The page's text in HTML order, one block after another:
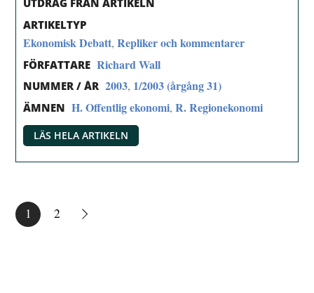
UTDRAG FRÅN ARTIKELN
ARTIKELTYP
Ekonomisk Debatt,Repliker och kommentarer
FÖRFATTARE Richard Wall
NUMMER / ÅR 2003, 1/2003 (årgång 31)
ÄMNEN H. Offentlig ekonomi,R. Regionekonomi
LÄS HELA ARTIKELN
1 2